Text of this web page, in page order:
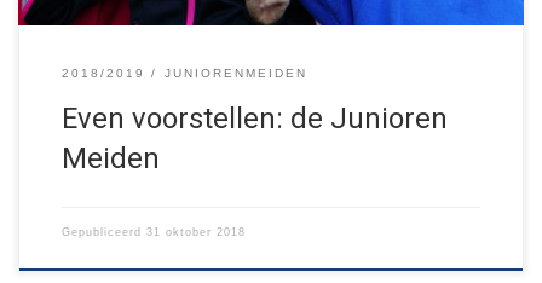
2018/2019 JUNIORENMEIDEN
Even voorstellen: de Junioren
Meiden
Gepubliceerd 31 oktober 2018